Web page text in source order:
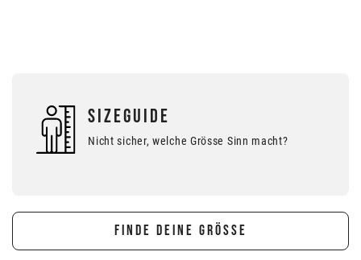
SIZEGUIDE
Nicht sicher, welche Grösse Sinn macht?
FINDE DEINE GRÖSSE